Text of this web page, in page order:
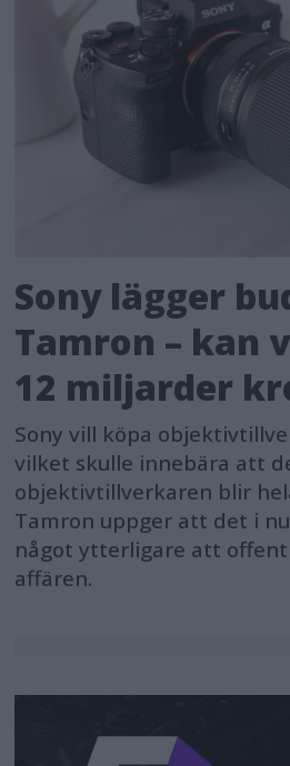
Sony lägger
Tamron – kan
12 miljarder
Sony vill köpa
vilket skulle innebära att
objektivtillverkaren blir
Tamron uppger att det i
något ytterligare att
affären.